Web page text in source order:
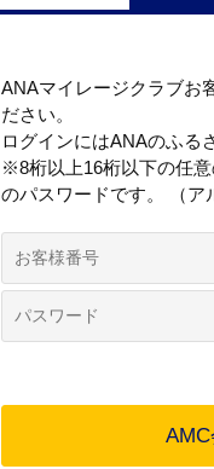
ANAマイレージクラブお
ださい。
ログインにはANAのふる
※8桁以上16桁以下の任
のパスワードです。 （ア